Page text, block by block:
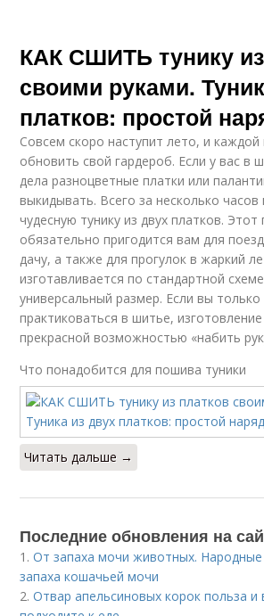
КАК СШИТЬ тунику
своими руками.
платков: простой
Совсем скоро наступит лето, и
обновить свой гардероб. Если у вас в
дела разноцветные платки или
выкидывать. Всего за несколько
чудесную тунику из двух платков.
обязательно пригодится вам для
дачу, а также для прогулок в жаркий
изготавливается по стандартной
универсальный размер. Если вы только
практиковаться в шитье,
прекрасной возможностью «набить
Что понадобится для пошива туники
Читать дальше →
Последние обновления на
1.От запаха мочи животных.
запаха кошачьей мочи
2.Отвар апельсиновых корок польза и